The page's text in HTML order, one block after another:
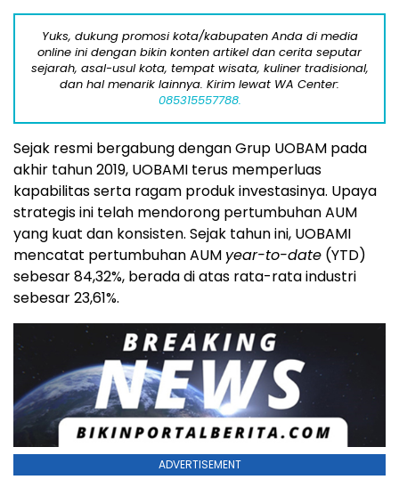
Yuks, dukung promosi kota/kabupaten Anda di media
online ini dengan bikin konten artikel dan cerita seputar
sejarah, asal-usul kota, tempat wisata, kuliner tradisional,
dan hal menarik lainnya. Kirim lewat WA Center:
085315557788.
Sejak resmi bergabung dengan Grup UOBAM pada
akhir tahun 2019, UOBAMI terus memperluas
kapabilitas serta ragam produk investasinya. Upaya
strategis ini telah mendorong pertumbuhan AUM
yang kuat dan konsisten. Sejak tahun ini, UOBAMI
mencatat pertumbuhan AUM year-to-date (YTD)
sebesar 84,32%, berada di atas rata-rata industri
sebesar 23,61%.
ADVERTISEMENT